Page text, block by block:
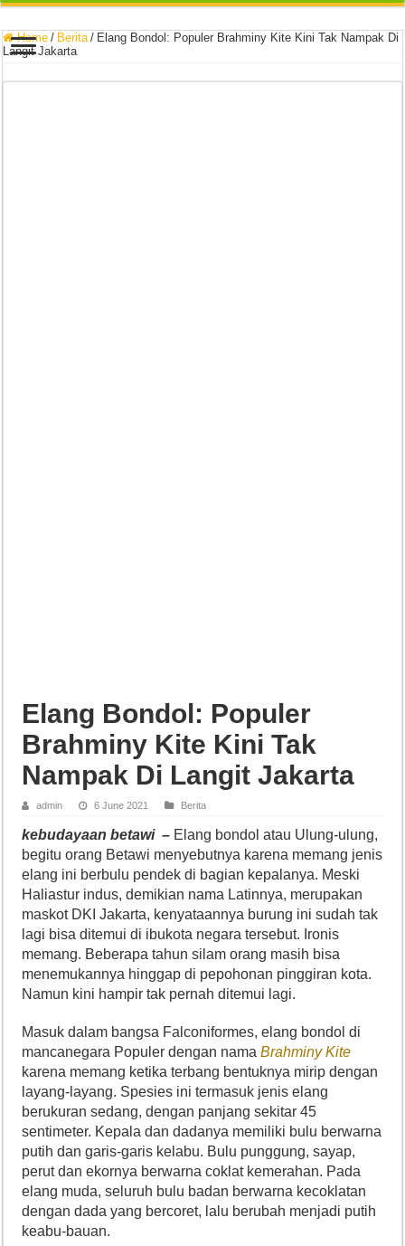
Home / Berita / Elang Bondol: Populer Brahminy Kite Kini Tak Nampak Di
Langit Jakarta
Elang Bondol: Populer
Brahminy Kite Kini Tak
Nampak Di Langit Jakarta
admin 6 June 2021 Berita
kebudayaan betawi– Elang bondol atau Ulung-ulung,
begitu orang Betawi menyebutnya karena memang jenis
elang ini berbulu pendek di bagian kepalanya. Meski
Haliastur indus, demikian nama Latinnya, merupakan
maskot DKI Jakarta, kenyataannya burung ini sudah tak
lagi bisa ditemui di ibukota negara tersebut. Ironis
memang. Beberapa tahun silam orang masih bisa
menemukannya hinggap di pepohonan pinggiran kota.
Namun kini hampir tak pernah ditemui lagi.
Masuk dalam bangsa Falconiformes, elang bondol di
mancanegara Populer dengan namaBrahminy Kite
karena memang ketika terbang bentuknya mirip dengan
layang-layang. Spesies ini termasuk jenis elang
berukuran sedang, dengan panjang sekitar 45
sentimeter. Kepala dan dadanya memiliki bulu berwarna
putih dan garis-garis kelabu. Bulu punggung, sayap,
perut dan ekornya berwarna coklat kemerahan. Pada
elang muda, seluruh bulu badan berwarna kecoklatan
dengan dada yang bercoret, lalu berubah menjadi putih
keabu-bauan.